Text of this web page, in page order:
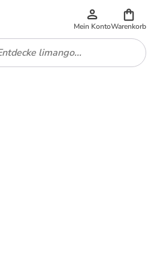
Mein KontoWarenkorb